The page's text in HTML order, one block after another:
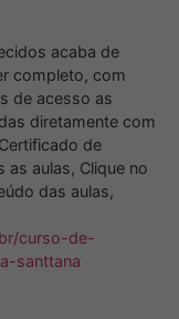
acaba de
completo, com
de acesso as
diretamente com
de
as aulas, Clique no
das aulas,
curso-de-
santtana